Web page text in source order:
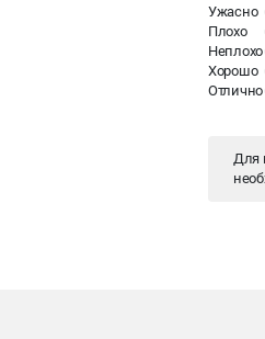
Ужасно
Плохо
Неплохо
Хорошо
Отлично
Для